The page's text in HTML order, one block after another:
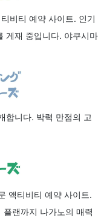
비티 예약 사이트. 인기
게재 중입니다. 야쿠시마
합니다. 박력 만점의 고
액티비티 예약 사이트.
랜까지 나가노의 매력